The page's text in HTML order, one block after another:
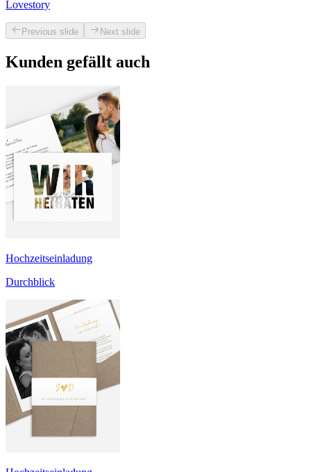
Lovestory
Previous slide Next slide
Kunden gefällt auch
Hochzeitseinladung
Durchblick